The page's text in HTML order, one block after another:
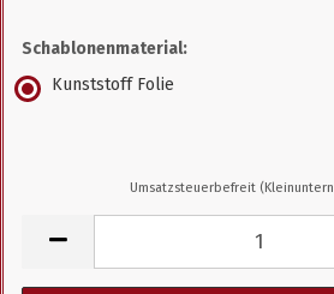
Schablonenmaterial:
Kunststoff Folie
Umsatzsteuerbefreit